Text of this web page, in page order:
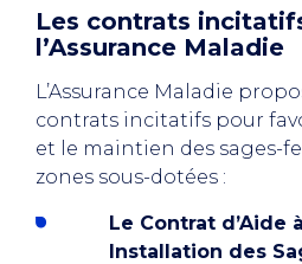
Les contrats
l’Assurance Maladie
L’Assurance Maladie
contrats incitatifs pour
et le maintien des sages-
zones sous-dotées :
Le Contrat d’Aide
Installation des